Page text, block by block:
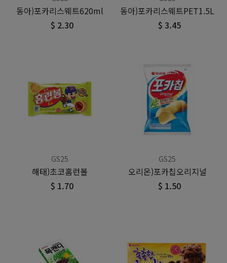
동아)포카리스웨트620ml
$ 2.30
동아)포카리스웨트PET1.5L
$ 3.45
GS25
해태)초코홈런볼
$ 1.70
GS25
오리온)포카칩오리지널
$ 1.50